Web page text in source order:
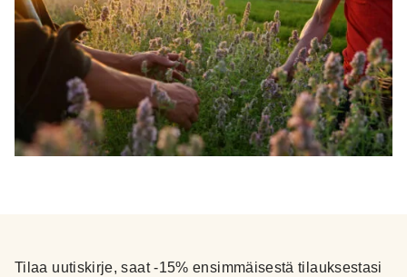
Tilaa uutiskirje, saat -15% ensimmäisestä tilauksestasi